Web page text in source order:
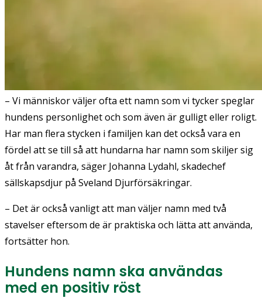
– Vi människor väljer ofta ett namn som vi tycker speglar
hundens personlighet och som även är gulligt eller roligt.
Har man flera stycken i familjen kan det också vara en
fördel att se till så att hundarna har namn som skiljer sig
åt från varandra, säger Johanna Lydahl, skadechef
sällskapsdjur på Sveland Djurförsäkringar.
– Det är också vanligt att man väljer namn med två
stavelser eftersom de är praktiska och lätta att använda,
fortsätter hon.
Hundens namn ska användas
med en positiv röst